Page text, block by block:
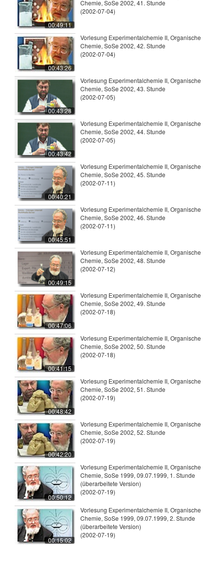
00:49:11
Chemie, SoSe 2002, 41. Stunde
(2002-07-04)
00:43:26
Vorlesung Experimentalchemie II, Organische
Chemie, SoSe 2002, 42. Stunde
(2002-07-04)
00:43:28
Vorlesung Experimentalchemie II, Organische
Chemie, SoSe 2002, 43. Stunde
(2002-07-05)
00:43:42
Vorlesung Experimentalchemie II, Organische
Chemie, SoSe 2002, 44. Stunde
(2002-07-05)
00:40:21
Vorlesung Experimentalchemie II, Organische
Chemie, SoSe 2002, 45. Stunde
(2002-07-11)
00:45:51
Vorlesung Experimentalchemie II, Organische
Chemie, SoSe 2002, 46. Stunde
(2002-07-11)
00:49:15
Vorlesung Experimentalchemie II, Organische
Chemie, SoSe 2002, 48. Stunde
(2002-07-12)
00:47:06
Vorlesung Experimentalchemie II, Organische
Chemie, SoSe 2002, 49. Stunde
(2002-07-18)
00:41:15
Vorlesung Experimentalchemie II, Organische
Chemie, SoSe 2002, 50. Stunde
(2002-07-18)
00:48:42
Vorlesung Experimentalchemie II, Organische
Chemie, SoSe 2002, 51. Stunde
(2002-07-19)
00:42:20
Vorlesung Experimentalchemie II, Organische
Chemie, SoSe 2002, 52. Stunde
(2002-07-19)
00:50:12
Vorlesung Experimentalchemie II, Organische
Chemie, SoSe 1999, 09.07.1999, 1. Stunde
(überarbeitete Version)
(2002-07-19)
00:15:02
Vorlesung Experimentalchemie II, Organische
Chemie, SoSe 1999, 09.07.1999, 2. Stunde
(überarbeitete Version)
(2002-07-19)